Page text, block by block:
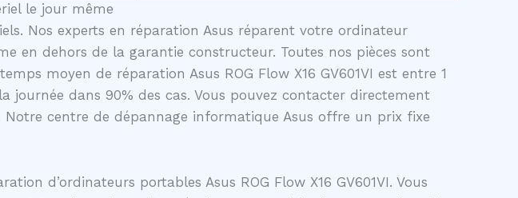
le jour même
Nos experts en réparation Asus réparent votre ordinateur
en dehors de la garantie constructeur. Toutes nos pièces sont
moyen de réparation Asus ROG Flow X16 GV601VI est entre 1
journée dans 90% des cas. Vous pouvez contacter directement
centre de dépannage informatique Asus offre un prix fixe
d’ordinateurs portables Asus ROG Flow X16 GV601VI. Vous